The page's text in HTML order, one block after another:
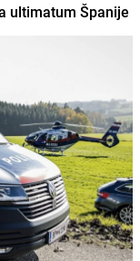
ultimatum Španije